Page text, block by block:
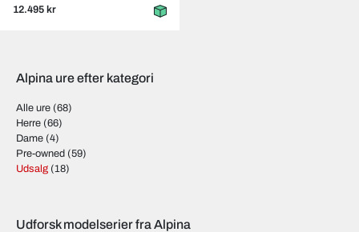
12.495 kr
Alpina ure efter kategori
Alle ure (68)
Herre (66)
Dame (4)
Pre-owned (59)
Udsalg (18)
Udforsk modelserier fra Alpina